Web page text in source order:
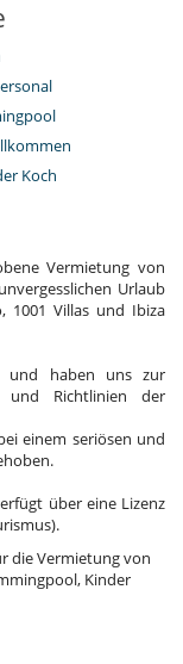
Koch
Vermietung von
Urlaub
1001 Villas und Ibiza
und haben uns zur
und Richtlinien der
einem seriösen und
über eine Lizenz
die Vermietung von
Kinder